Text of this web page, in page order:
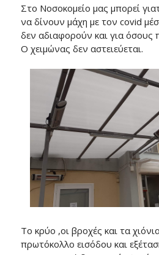
Στο Νοσοκομείο μας μπορεί
να δίνουν μάχη με τον covid
δεν αδιαφορούν και για όσους
Ο χειμώνας δεν αστειεύεται.
Το κρύο ,οι βροχές και τα
πρωτόκολλο εισόδου και